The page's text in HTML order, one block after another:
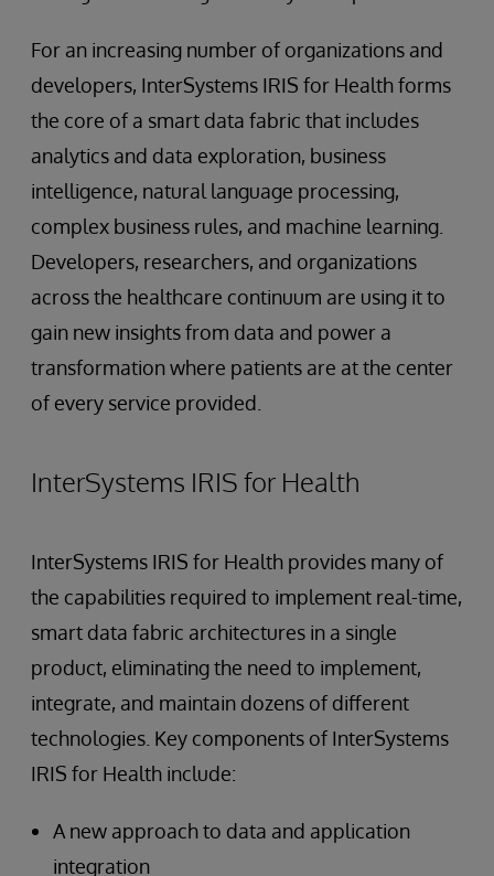
For an increasing number of organizations and
developers, InterSystems IRIS for Health forms
the core of a smart data fabric that includes
analytics and data exploration, business
intelligence, natural language processing,
complex business rules, and machine learning.
Developers, researchers, and organizations
across the healthcare continuum are using it to
gain new insights from data and power a
transformation where patients are at the center
of every service provided.
InterSystems IRIS for Health
InterSystems IRIS for Health provides many of
the capabilities required to implement real-time,
smart data fabric architectures in a single
product, eliminating the need to implement,
integrate, and maintain dozens of different
technologies. Key components of InterSystems
IRIS for Health include:
A new approach to data and application
integration